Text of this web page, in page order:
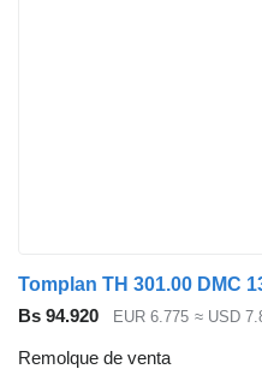
Tomplan TH 301.00 DMC
Bs 94.920
EUR 6.775 ≈ USD
Remolque de venta